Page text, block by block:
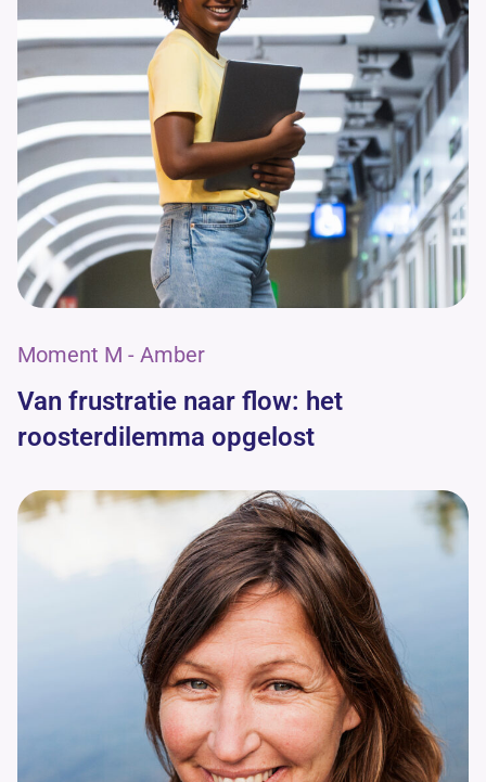
Moment M - Amber
Van frustratie naar flow: het
roosterdilemma opgelost